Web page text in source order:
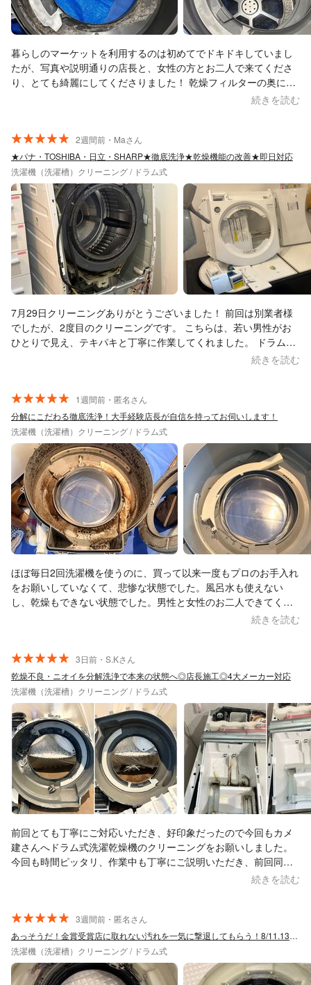
暮らしのマーケットを利用するのは初めてでドキドキしていまし
たが、写真や説明通りの店長と、女性の方とお二人で来てくださ
り、とても綺麗にしてくださりました！ 乾燥フィルターの奥に掃
除用のブラシを落としてしまい、それを取るのが一番の目的でし
すが、思っていた以上に汚れていて驚きました。 作業を見ていて
つい驚きの声が出ても、質問をしても、にこやかに丁寧に説明し
てくださって嬉しかったです！ 心配の種のブラシも早々に取って
いただき、洗濯機もピカピカにしていただき、掃除に使用した洗
面台やお風呂場もピカピカにしてくださりました。 また何かあれ
ばこちらにお願いしたいと思います！ 本当にありがとうございま
した！
続きを読む
2週間前・Maさん
★パナ・TOSHIBA・日立・SHARP★徹底洗浄★乾燥機能の改善★即日対応
洗濯機（洗濯槽）クリーニング / ドラム式
7月29日クリーニングありがとうございました！ 前回は別業者様
でしたが、2度目のクリーニングです。 こちらは、若い男性がお
ひとりで見え、テキパキと丁寧に作業してくれました。 ドラムの
取り外しはない業者様でしたが、作業時間が短いのは魅力的でし
年のため仕方ない部分もあるのかなと思っています。最後もキレ
イにしてくれて、作業に問題はありません。安心してお任せ出来
るかと思います！ ネコや子供たちが懐いてしまい申し訳なかった
ですが、野球へのあたたかな応援までありがとうございました！
お人柄にとても感動しました^^ありがとうございました！
続きを読む
1週間前・匿名さん
分解にこだわる徹底洗浄！大手経験店長が自信を持ってお伺いします！
洗濯機（洗濯槽）クリーニング / ドラム式
ほぼ毎日2回洗濯機を使うのに、買って以来一度もプロのお手入れ
をお願いしていなくて、悲惨な状態でした。風呂水も使えない
し、乾燥もできない状態でした。男性と女性のお二人できてくだ
さいました。 徹底分解して、すんごい綺麗にしてもらいました。
た。あれ？お風呂掃除と洗面所掃除もお願いしたっけ？と思うく
らい、蛇口や床が光っていました。「槽洗浄を一回かけてから洗
濯してください。そしたら、ゴミクズフィルターにとれた汚れが
出てくると思います。」と言われてやったら、すんごい取れて
て、感動しました。またお願いしたいです。
続きを読む
3日前・S.Kさん
乾燥不良・ニオイを分解洗浄で本来の状態へ◎店長施工◎4大メーカー対応
洗濯機（洗濯槽）クリーニング / ドラム式
前回とても丁寧にご対応いただき、好印象だったので今回もカメ
建さんへドラム式洗濯乾燥機のクリーニングをお願いしました。
今回も時間ピッタリ、作業中も丁寧にご説明いただき、前回同様
に安心してお任せできました。 また今回は今後のお手入れや使用
ろです。 今回もありがとうございました。今後も是非お願いした
いと考えております。 ※洗濯乾燥機情報 メーカー：TOSHIBA 型
番：ZABOON TW-127XM2L(W) 使用年数：３年弱 ※各写真は左：
洗浄前・右：洗浄後です
続きを読む
3週間前・匿名さん
あっそうだ！金賞受賞店に取れない汚れを一気に撃退してもらう！8/11.13空き有
洗濯機（洗濯槽）クリーニング / ドラム式